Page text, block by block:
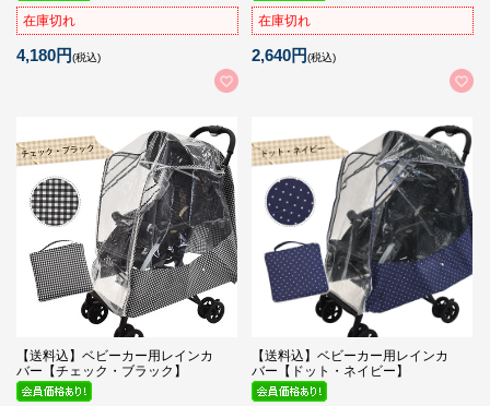
在庫切れ
4,180円(税込)
在庫切れ
2,640円(税込)
【送料込】ベビーカー用レインカ
バー【チェック・ブラック】
【送料込】ベビーカー用レインカ
バー【ドット・ネイビー】